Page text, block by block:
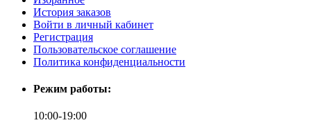
История заказов
Войти в личный кабинет
Регистрация
Пользовательское соглашение
Политика конфиденциальности
Режим работы:
10:00-19:00